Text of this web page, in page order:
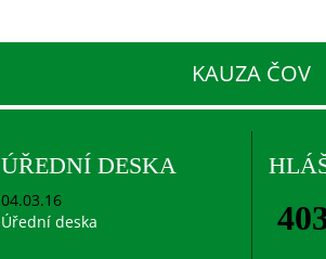
KAUZA ČOV
ÚŘEDNÍ DESKA
04.03.16
Úřední deska